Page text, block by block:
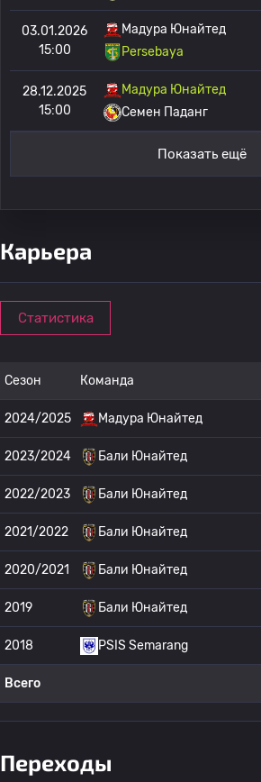
03.01.2026
15:00
Мадура Юнайтед
Persebaya
28.12.2025
15:00
Мадура Юнайтед
Семен Паданг
Показать ещё
Карьера
Статистика
Сезон Команда
2024/2025 Мадура Юнайтед
2023/2024 Бали Юнайтед
2022/2023 Бали Юнайтед
2021/2022 Бали Юнайтед
2020/2021 Бали Юнайтед
2019 Бали Юнайтед
2018 PSIS Semarang
Всего
Переходы